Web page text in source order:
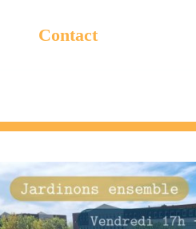
Contact